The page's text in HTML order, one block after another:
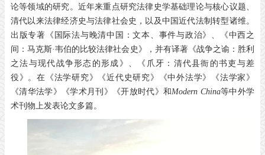
论等领域的研究。近年来重点研究法律史学基础理论与核心议题、
清代以来法律经济史与法律社会史，以及中国近代法制转型诸维。
出版专著《国际法与晚清中国：文本、事件与政治》、《中西之
间：马克斯·韦伯的比较法律社会史》，并有译著《战争之谕：胜利
之法与现代战争形态的形成》、《爪牙：清代县衙的书吏与差
役》。在《法学研究》《近代史研究》《中外法学》《法学家》
《清华法学》《学术月刊》《开放时代》和Modern China等中外学
术刊物上发表论文多篇。